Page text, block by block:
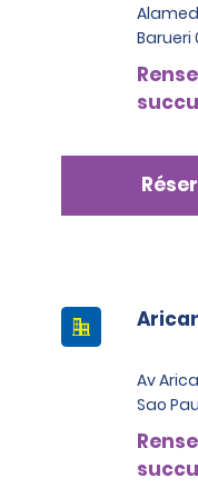
Barueri
Av
Sao